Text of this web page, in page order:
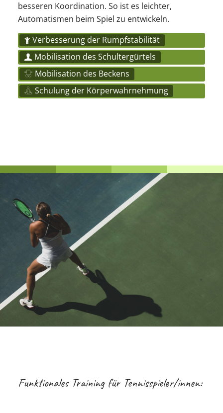
besseren Koordination. So ist es leichter,
Automatismen beim Spiel zu entwickeln.
Verbesserung der Rumpfstabilität
Mobilisation des Schultergürtels
Mobilisation des Beckens
Schulung der Körperwahrnehmung
Funktionales Training für Tennisspieler/innen: